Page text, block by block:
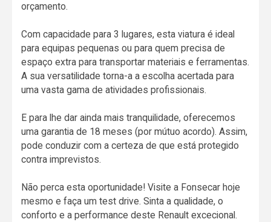
orçamento.
Com capacidade para 3 lugares, esta viatura é ideal
para equipas pequenas ou para quem precisa de
espaço extra para transportar materiais e ferramentas.
A sua versatilidade torna-a a escolha acertada para
uma vasta gama de atividades profissionais.
E para lhe dar ainda mais tranquilidade, oferecemos
uma garantia de 18 meses (por mútuo acordo). Assim,
pode conduzir com a certeza de que está protegido
contra imprevistos.
Não perca esta oportunidade! Visite a Fonsecar hoje
mesmo e faça um test drive. Sinta a qualidade, o
conforto e a performance deste Renault excecional.